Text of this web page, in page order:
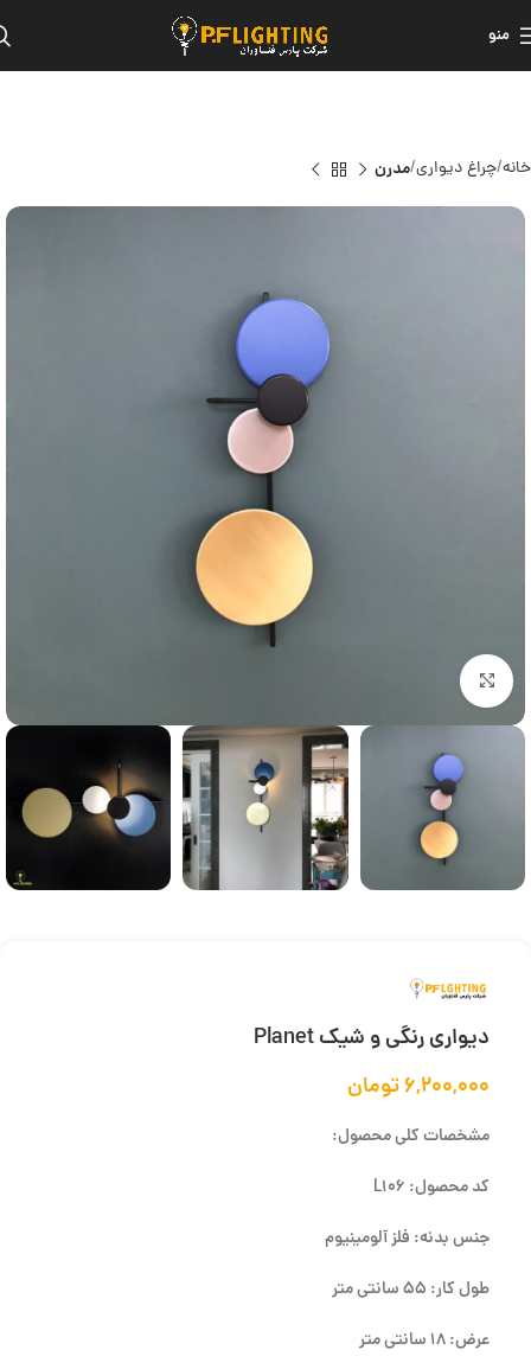
منو
خانه چراغ دیواری مدرن
بزرگنمایی تصویر
دیواری رنگی و شیک Planet
۶,۲۰۰,۰۰۰تومان
مشخصات کلی محصول:
کد محصول: L106
جنس بدنه: فلز آلومینیوم
طول کار: 55 سانتی متر
عرض: 18 سانتی متر